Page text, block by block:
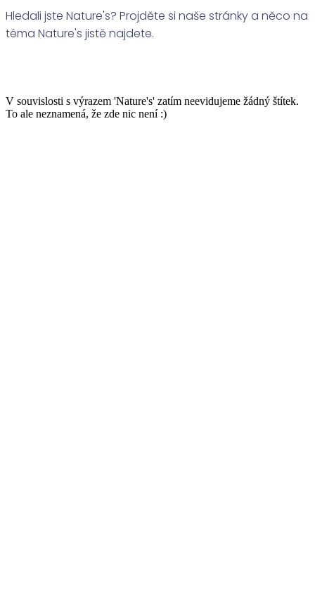
Hledali jste Nature's? Projděte si naše stránky a něco na
téma Nature's jistě najdete.
V souvislosti s výrazem 'Nature's' zatím neevidujeme žádný štítek.
To ale neznamená, že zde nic není :)